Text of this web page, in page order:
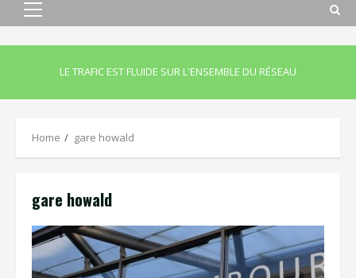
Primary
LE TRAFIC EST FLUIDE SUR L'ENSEMBLE DU RÉSEAU
Home gare howald
gare howald